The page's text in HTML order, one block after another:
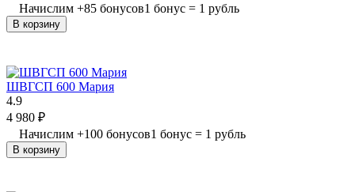
Начислим +85 бонусов1 бонус = 1 рубль
В корзину
ШВГСП 600 Мария
4.9
4 980 ₽
Начислим +100 бонусов1 бонус = 1 рубль
В корзину